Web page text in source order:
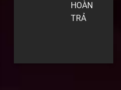
HOÀN
TRẢ